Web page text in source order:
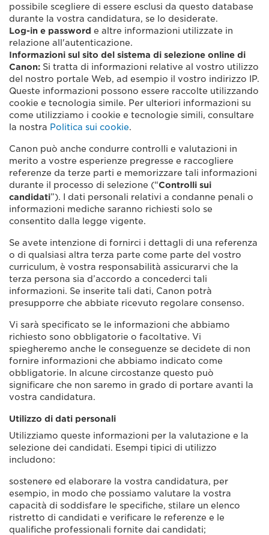
possibile scegliere di essere esclusi da questo database
durante la vostra candidatura, se lo desiderate.
Log-in e password e altre informazioni utilizzate in
relazione all'autenticazione.
Informazioni sul sito del sistema di selezione online di
Canon: Si tratta di informazioni relative al vostro utilizzo
del nostro portale Web, ad esempio il vostro indirizzo IP.
Queste informazioni possono essere raccolte utilizzando
cookie e tecnologia simile. Per ulteriori informazioni su
come utilizziamo i cookie e tecnologie simili, consultare
la nostra Politica sui cookie.
Canon può anche condurre controlli e valutazioni in
merito a vostre esperienze pregresse e raccogliere
referenze da terze parti e memorizzare tali informazioni
durante il processo di selezione (“Controlli sui
candidati”). I dati personali relativi a condanne penali o
informazioni mediche saranno richiesti solo se
consentito dalla legge vigente.
Se avete intenzione di fornirci i dettagli di una referenza
o di qualsiasi altra terza parte come parte del vostro
curriculum, è vostra responsabilità assicurarvi che la
terza persona sia d’accordo a concederci tali
informazioni. Se inserite tali dati, Canon potrà
presupporre che abbiate ricevuto regolare consenso.
Vi sarà specificato se le informazioni che abbiamo
richiesto sono obbligatorie o facoltative. Vi
spiegheremo anche le conseguenze se decidete di non
fornire informazioni che abbiamo indicato come
obbligatorie. In alcune circostanze questo può
significare che non saremo in grado di portare avanti la
vostra candidatura.
Utilizzo di dati personali
Utilizziamo queste informazioni per la valutazione e la
selezione dei candidati. Esempi tipici di utilizzo
includono:
sostenere ed elaborare la vostra candidatura, per
esempio, in modo che possiamo valutare la vostra
capacità di soddisfare le specifiche, stilare un elenco
ristretto di candidati e verificare le referenze e le
qualifiche professionali fornite dai candidati;